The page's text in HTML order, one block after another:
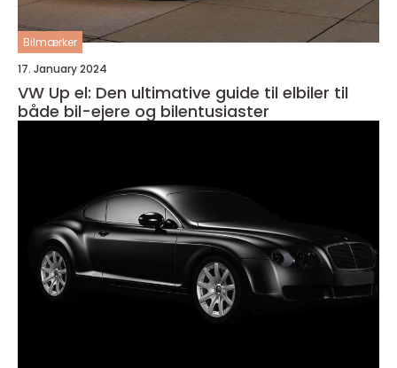
Bilmærker
17. January 2024
VW Up el: Den ultimative guide til elbiler til
både bil-ejere og bilentusiaster